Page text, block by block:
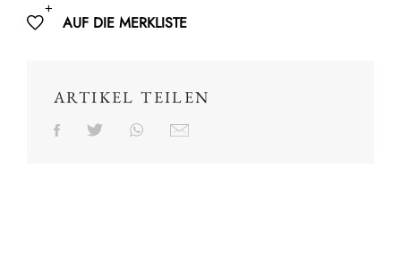
AUF DIE MERKLISTE
ARTIKEL TEILEN